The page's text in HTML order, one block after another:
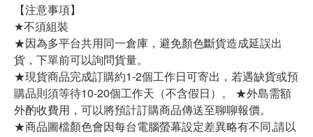
【注意事項】
★不須組裝
★因為多平台共用同一倉庫，避免顏色斷貨造成延誤出
貨，下單前可以詢問貨量。
★現貨商品完成訂購約1-2個工作日可寄出，若遇缺貨或預
購品則須等待10-20個工作天（不含假日）。 ★外島需額
外酌收費用，可以將預計訂購商品傳送至聊聊報價。
★商品圖檔顏色會因每台電腦螢幕設定差異略有不同,請以